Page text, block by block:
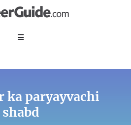
ka paryayvachi
shabd